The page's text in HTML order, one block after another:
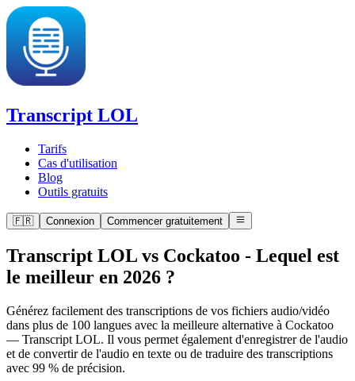
Transcript LOL
Tarifs
Cas d'utilisation
Blog
Outils gratuits
🇫🇷 Connexion Commencer gratuitement
Transcript LOL vs Cockatoo - Lequel est
le meilleur en 2026 ?
Générez facilement des transcriptions de vos fichiers audio/vidéo
dans plus de 100 langues avec la meilleure alternative à Cockatoo
— Transcript LOL. Il vous permet également d'enregistrer de l'audio
et de convertir de l'audio en texte ou de traduire des transcriptions
avec 99 % de précision.